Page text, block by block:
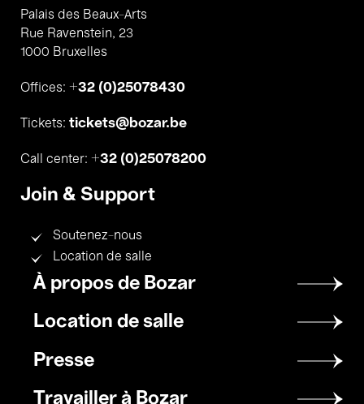
Palais des Beaux-Arts
Rue Ravenstein, 23
1000 Bruxelles
Offices: +32 (0)25078430
Tickets: tickets@bozar.be
Call center: +32 (0)25078200
Join & Support
Soutenez-nous
Location de salle
Footer
menu
À propos de Bozar
Location de salle
Presse
Travailler à Bozar